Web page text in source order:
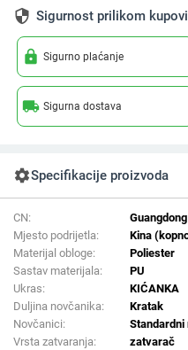
security Sigurnost prilikom
lock Sigurno plaćanje
local_shipping Sigurna dostava
settingsSpecifikacije proizvoda
CN:
Guangdong
Mjesto podrijetla:
Kina
Materijal obloge:
Poliester
Sastav materijala:
PU
Ukras:
KIĆANKA
Duljina novčanika:
Kratak
Novčanici:
Standardni
Vrsta zatvaranja:
zatvarač